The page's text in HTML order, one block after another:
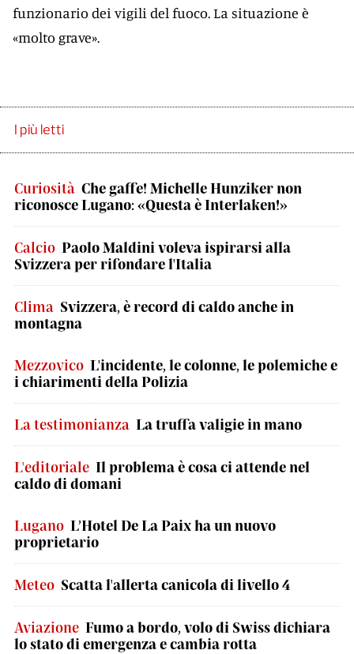
funzionario dei vigili del fuoco. La situazione è
«molto grave».
I più letti
Curiosità Che gaffe! Michelle Hunziker non
riconosce Lugano: «Questa è Interlaken!»
Calcio Paolo Maldini voleva ispirarsi alla
Svizzera per rifondare l'Italia
Clima Svizzera, è record di caldo anche in
montagna
Mezzovico L'incidente, le colonne, le polemiche e
i chiarimenti della Polizia
La testimonianza La truffa valigie in mano
L'editoriale Il problema è cosa ci attende nel
caldo di domani
Lugano L’Hotel De La Paix ha un nuovo
proprietario
Meteo Scatta l'allerta canicola di livello 4
Aviazione Fumo a bordo, volo di Swiss dichiara
lo stato di emergenza e cambia rotta